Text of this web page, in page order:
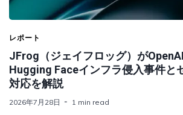
レポート
JFrog（ジェイフロッグ）が
Hugging Faceインフラ侵入事件と
対応を解説
2026年7月28日 1 min read